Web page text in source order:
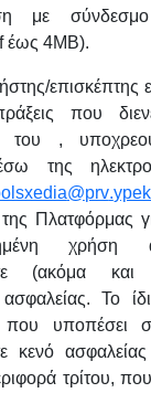
με
έως 4MB).
επισκέπτης
που
του ,
της
@prv.
της Πλατφόρμας
(ακόμα και
Το
που υποπέσει
κενό
τρίτου,